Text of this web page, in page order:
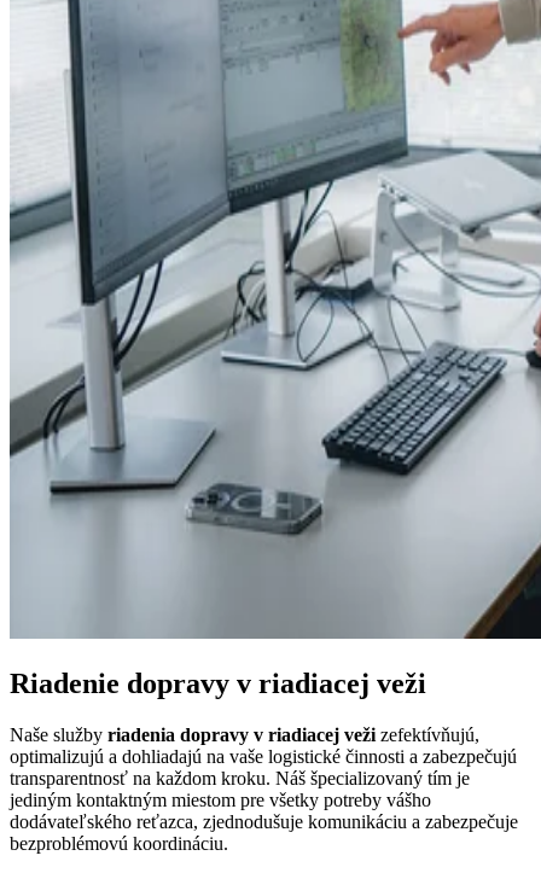
Riadenie dopravy v riadiacej veži
Naše služby riadenia dopravy v riadiacej veži zefektívňujú,
optimalizujú a dohliadajú na vaše logistické činnosti a zabezpečujú
transparentnosť na každom kroku. Náš špecializovaný tím je
jediným kontaktným miestom pre všetky potreby vášho
dodávateľského reťazca, zjednodušuje komunikáciu a zabezpečuje
bezproblémovú koordináciu.